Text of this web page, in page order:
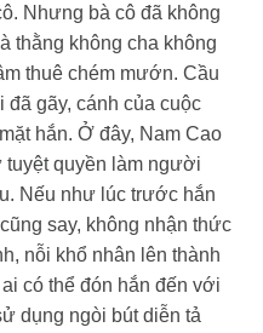
Nhưng bà cô đã không
thằng không cha không
thuê chém mướn. Cầu
gãy, cánh của cuộc
hắn. Ở đây, Nam Cao
tuyệt quyền làm người
Nếu như lúc trước hắn
say, không nhận thức
nỗi khổ nhân lên thành
có thể đón hắn đến với
dụng ngòi bút diễn tả